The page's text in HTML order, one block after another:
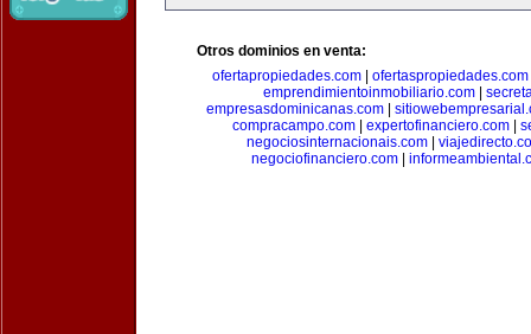
Otros dominios en venta:
ofertapropiedades.com
ofertaspropiedades.com
emprendimientoinmobiliario.com|
empresasdominicanas.com|
compracampo.com| expertofinanciero.com|
negociosinternacionais.com
negociofinanciero.com